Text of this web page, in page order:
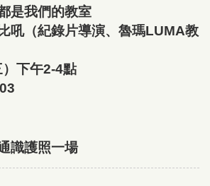
是我們的教室
吼（紀錄片導演、魯瑪LUMA教
下午2-4點
識護照一場